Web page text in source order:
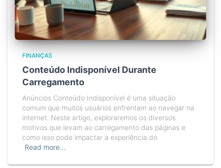
FINANÇAS
Conteúdo Indisponível Durante
Carregamento
Anúncios Conteúdo Indisponível é uma situação
comum que muitos usuários enfrentam ao navegar na
internet. Neste artigo, exploraremos os diversos
motivos que levam ao carregamento das páginas e
como isso pode impactar a experiência do
Read more…